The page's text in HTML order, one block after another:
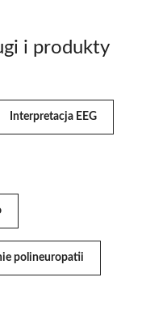
i produkty
Interpretacja EEG
polineuropatii